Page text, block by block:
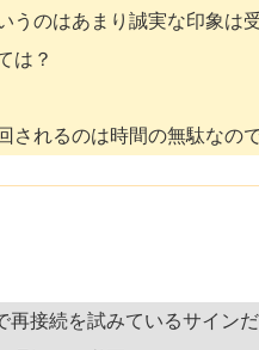
うのはあまり誠実な印象は
は？
れるのは時間の無駄なの
接続を試みているサイン